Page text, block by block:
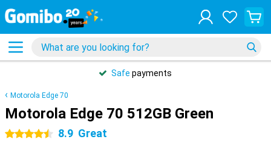
Safe payments
Motorola Edge 70
Motorola Edge 70 512GB Green
4.5 stars 8.9 Great